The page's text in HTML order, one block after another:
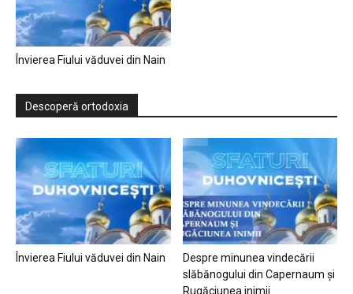
Învierea Fiului văduvei din Nain
Descoperă ortodoxia
Învierea Fiului văduvei din Nain
Despre minunea vindecării
slăbănogului din Capernaum și
Rugăciunea inimii